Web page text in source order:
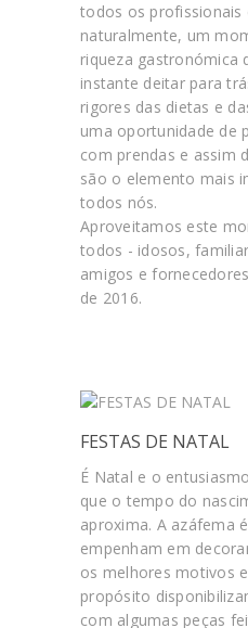
todos os profissionais
naturalmente, um
riqueza gastronómica
instante deitar para
rigores das dietas e
uma oportunidade de
com prendas e assim
são o elemento mais
todos nós.
Aproveitamos este
todos - idosos,
amigos e
de 2016.
FESTAS DE NATAL
É Natal e o
que o tempo do
aproxima. A azáfema
empenham em
os melhores motivos
propósito
com algumas peças